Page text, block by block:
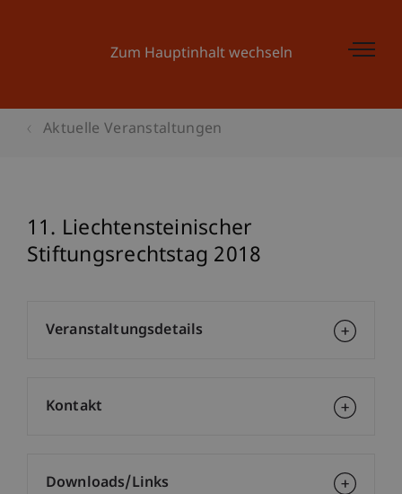
Zum Hauptinhalt wechseln
Aktuelle Veranstaltungen
11. Liechtensteinischer
Stiftungsrechtstag 2018
Veranstaltungsdetails
Kontakt
Downloads/Links